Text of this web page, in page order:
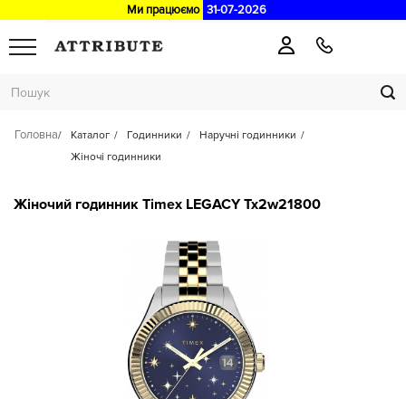
Ми працюємо 31-07-2026
Головна Каталог Годинники
Наручні годинники
Жіночі годинники
Жіночий годинник Timex LEGACY Tx2w21800